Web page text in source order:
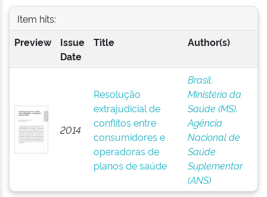
Item hits:
Preview
Issue
Date
Title Author(s)
2014
Resolução
extrajudicial de
conflitos entre
consumidores e
operadoras de
planos de saúde
Brasil.
Ministério da
Saúde (MS).
Agência
Nacional de
Saúde
Suplementar
(ANS)